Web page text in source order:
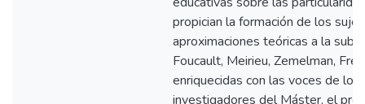
propician la formación de los
aproximaciones teóricas a la
Foucault, Meirieu, Zemelman,
enriquecidas con las voces de
investigadores del Máster, el